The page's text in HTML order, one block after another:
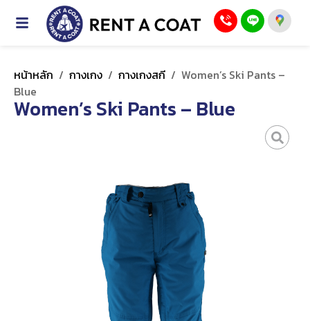
หน้าหลัก / กางเกง / กางเกงสกี / Women’s Ski Pants –
Blue
Women’s Ski Pants – Blue